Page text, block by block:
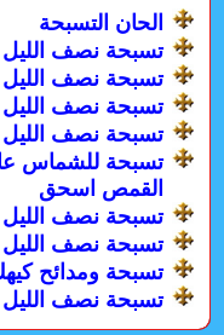
الحان التسبحة
تسبحة نصف الليل
تسبحة نصف الليل
تسبحة نصف الليل
تسبحة نصف الليل
تسبحة للشماس
القمص اسحق
تسبحة نصف
تسبحة نصف الليل
تسبحة ومدائح
تسبحة نصف الليل